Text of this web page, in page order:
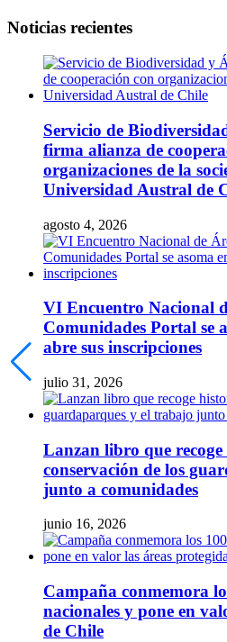
Noticias recientes
Servicio de
firma alianza de
organizaciones de la
Universidad Austral de
agosto 4, 2026
VI Encuentro Nacional
Comunidades Portal se
abre sus inscripciones
julio 31, 2026
Lanzan libro que recoge
conservación de los
junto a comunidades
junio 16, 2026
Campaña conmemora
nacionales y pone en
de Chile